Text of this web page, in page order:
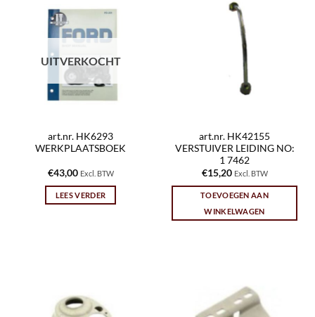
UITVERKOCHT
art.nr. HK6293
WERKPLAATSBOEK
€43,00 Excl. BTW
LEES VERDER
art.nr. HK42155
VERSTUIVER LEIDING NO:
1 7462
€15,20 Excl. BTW
TOEVOEGEN AAN
WINKELWAGEN